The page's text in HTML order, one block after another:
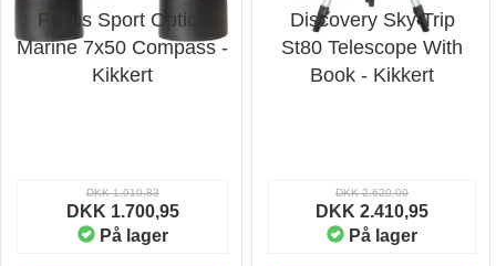
Focus Sport Optics
Marine 7x50 Compass -
Kikkert
DKK 1.910,83
DKK 1.700,95
På lager
Discovery Sky Trip
St80 Telescope With
Book - Kikkert
DKK 2.620,00
DKK 2.410,95
På lager